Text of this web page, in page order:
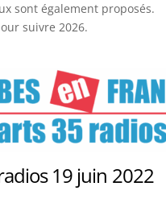
sont également proposés.
suivre 2026.
19 juin 2022